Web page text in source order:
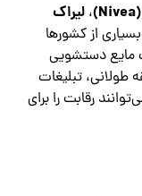
(
Nivea
)،لیراک
از کشورها
مایع دستشویی
طولانی، تبلیغات
رقابت را برای